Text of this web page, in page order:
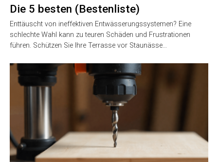
Die 5 besten (Bestenliste)
Enttäuscht von ineffektiven Entwässerungssystemen? Eine
schlechte Wahl kann zu teuren Schäden und Frustrationen
führen. Schützen Sie Ihre Terrasse vor Staunässe…